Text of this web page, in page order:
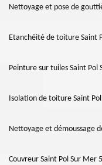
Nettoyage et pose de
Etanchéité de toiture Saint
Peinture sur tuiles Saint Pol
Isolation de toiture Saint
Nettoyage et démoussage
Couvreur Saint Pol Sur Mer